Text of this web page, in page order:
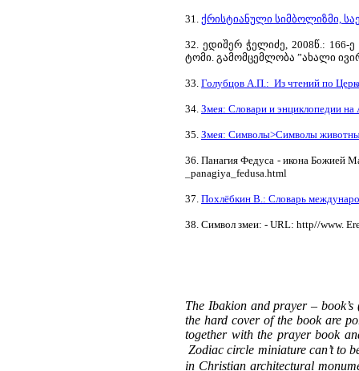
31. ქრისტიანული სიმბოლიზმი,
32. ედიშერ ჭელიძე, 2008წ.:
ტომი. გამომცემლობა ”ახალი
33. Голубцов А.П.: Из чтений по
34. Змея: Словари и энциклопедии на
35. Змея: Символы>Символы
36. Панагия Федуса - икона Божией
_panagiya_fedusa.html
37. Похлёбкин В.: Словарь
38. Символ змеи: - URL: http//www.
The Ibakion and prayer –
the hard cover of the book are
together with the prayer book
Zodiac circle miniature can’t to
in Christian architectural